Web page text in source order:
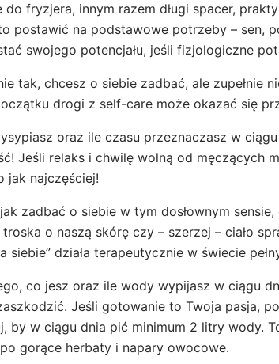
fryzjera, innym razem długi spacer,
postawić na podstawowe potrzeby – sen,
swojego potencjału, jeśli fizjologiczne
tak, chcesz o siebie zadbać, ale zupełnie
drogi z self-care może okazać się
oraz ile czasu przeznaczasz w
Jeśli relaks i chwilę wolną od męczących
jak najczęściej!
zadbać o siebie w tym dosłownym
o naszą skórę czy – szerzej – ciało
siebie” działa terapeutycznie w świecie
co jesz oraz ile wody wypijasz w ciągu
Jeśli gotowanie to Twoja pasja,
by w ciągu dnia pić minimum 2 litry wody.
gorące herbaty i napary owocowe.